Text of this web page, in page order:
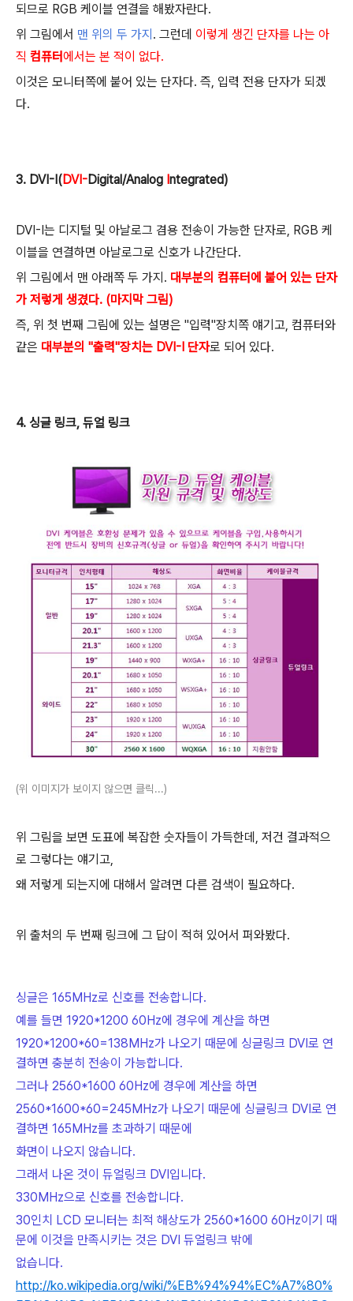
되므로 RGB 케이블 연결을 해봤자란다.
위 그림에서 맨 위의 두 가지 . 그런데 이렇게 생긴 단자를 나는 아
직 컴퓨터에서는 본 적이 없다.
이것은 모니터쪽에 붙어 있는 단자다. 즉, 입력 전용 단자가 되겠
다.
3. DVI-I(DVI-Digital/Analog Integrated)
DVI-I는 디지털 및 아날로그 겸용 전송이 가능한 단자로, RGB 케
이블을 연결하면 아날로그로 신호가 나간단다.
위 그림에서 맨 아래쪽 두 가지. 대부분의 컴퓨터에 붙어 있는 단자
가 저렇게 생겼다. (마지막 그림)
즉, 위 첫 번째 그림에 있는 설명은 "입력"장치쪽 얘기고, 컴퓨터와
같은 대부분의 "출력"장치는 DVI-I 단자로 되어 있다.
4. 싱글 링크, 듀얼 링크
(위 이미지가 보이지 않으면 클릭...)
위 그림을 보면 도표에 복잡한 숫자들이 가득한데, 저건 결과적으
로 그렇다는 얘기고,
왜 저렇게 되는지에 대해서 알려면 다른 검색이 필요하다.
위 출처의 두 번째 링크에 그 답이 적혀 있어서 퍼와봤다.
싱글은 165MHz로 신호를 전송합니다.
예를 들면 1920*1200 60Hz에 경우에 계산을 하면
1920*1200*60=138MHz가 나오기 때문에 싱글링크 DVI로 연
결하면 충분히 전송이 가능합니다.
그러나 2560*1600 60Hz에 경우에 계산을 하면
2560*1600*60=245MHz가 나오기 때문에 싱글링크 DVI로 연
결하면 165MHz를 초과하기 때문에
화면이 나오지 않습니다.
그래서 나온 것이 듀얼링크 DVI입니다.
330MHz으로 신호를 전송합니다.
30인치 LCD 모니터는 최적 해상도가 2560*1600 60Hz이기 때
문에 이것을 만족시키는 것은 DVI 듀얼링크 밖에
없습니다.
http://ko.wikipedia.org/wiki/%EB%94%94%EC%A7%80%